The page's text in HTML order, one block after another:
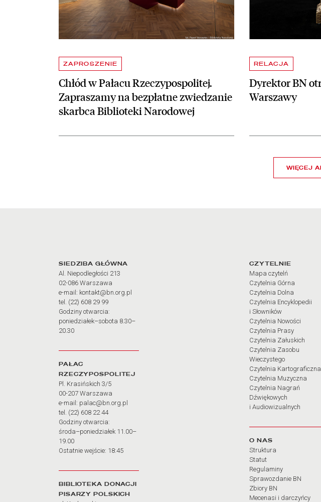
ZAPROSZENIE
Chłód w Pałacu Rzeczypospolitej.
Zapraszamy na bezpłatne zwiedzanie
skarbca Biblioteki Narodowej
RELACJA
Dyrektor BN
Warszawy
WIĘCEJ
Adres oraz godziny otwarcia
SIEDZIBA GŁÓWNA
Al. Niepodległości 213
02-086 Warszawa
e-mail: kontakt@bn.org.pl
tel. (22) 608 29 99
Godziny otwarcia:
poniedziałek–sobota 8.30–
20.30
PAŁAC
RZECZYPOSPOLITEJ
Pl. Krasińskich 3/5
00-207 Warszawa
e-mail: palac@bn.org.pl
tel. (22) 608 22 44
Godziny otwarcia:
środa–poniedziałek 11.00–
19.00
Ostatnie wejście: 18:45
BIBLIOTEKA DONACJI
PISARZY POLSKICH
Linki do
CZYTELNIE
Mapa czytelń
Czytelnia Górna
Czytelnia Dolna
Czytelnia Encyklopedii
i Słowników
Czytelnia Nowości
Czytelnia Prasy
Czytelnia Załuskich
Czytelnia Zasobu
Wieczystego
Czytelnia Kartograficzna
Czytelnia Muzyczna
Czytelnia Nagrań
Dźwiękowych
i Audiowizualnych
O NAS
Struktura
Statut
Regulaminy
Sprawozdanie BN
Zbiory BN
Mecenasi i darczyńcy